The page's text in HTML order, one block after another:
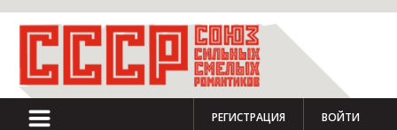
РЕГИСТРАЦИЯ ВОЙТИ